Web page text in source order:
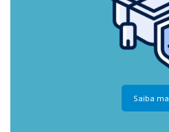
Saiba